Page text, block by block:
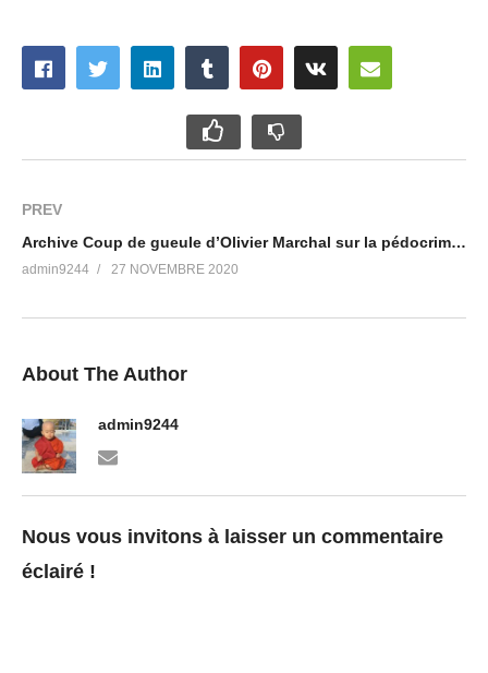
PREV
Archive Coup de gueule d’Olivier Marchal sur la pédocriminalité ! (2012)
admin9244 27 NOVEMBRE 2020
About The Author
admin9244
Nous vous invitons à laisser un commentaire
éclairé !